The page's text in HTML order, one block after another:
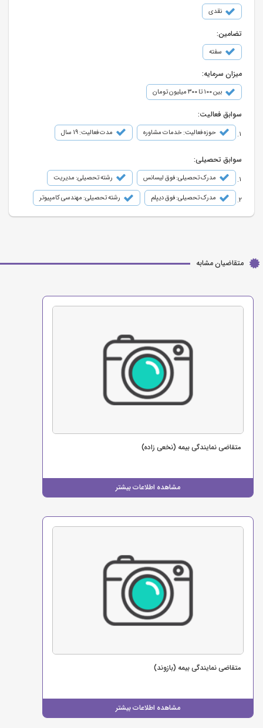
نقدی
تضامین:
سفته
میزان سرمایه:
بین ۱۰۰ تا ۳۰۰ میلیون تومان
سوابق فعالیت:
حوزه فعالیت: خدمات مشاوره مدت فعالیت: 19 سال
سوابق تحصیلی:
مدرک تحصیلی: فوق لیسانس رشته تحصیلی: مدیریت
مدرک تحصیلی: فوق دیپلم رشته تحصیلی: مهندسی کامپیوتر
متقاضیان مشابه
مشاهده اطلاعات بیشتر
متقاضی نمایندگی بیمه (نخعی زاده)
مشاهده اطلاعات بیشتر
متقاضی نمایندگی بیمه (بازوند)